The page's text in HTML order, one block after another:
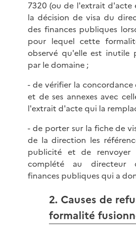
7320 (ou de l'extrait
la décision de visa du
des finances publiques
pour lequel cette
observé qu'elle est inutile
par le domaine ;
- de vérifier la concordance
et de ses annexes avec
l'extrait d'acte qui la
- de porter sur la fiche de
de la direction les
publicité et de renvoyer
complété au directeur
finances publiques qui a
2. Causes de
formalité